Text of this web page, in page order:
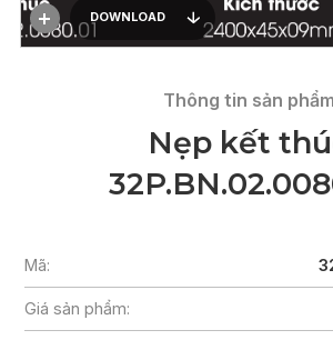
DOWNLOAD
Thông tin sản phẩm
Nẹp kết
Mã:
Giá sản phẩm: